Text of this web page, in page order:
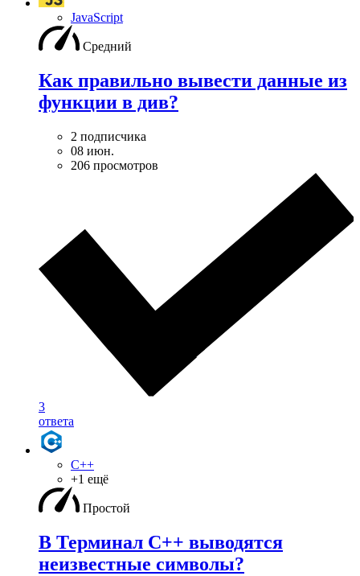
JavaScript
Средний
Как правильно вывести данные из
функции в див?
2 подписчика
08 июн.
206 просмотров
3
ответа
C++
+1 ещё
Простой
В Терминал С++ выводятся
неизвестные символы?